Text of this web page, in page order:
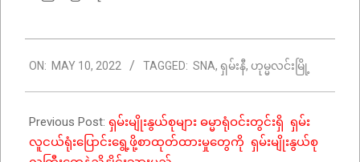
05-
10
ON: MAY 10, 2022 TAGGED: SNA, ရှမ်းနီ, ဟုမ္မလင်းမြို့
Previous Post: ရှမ်းမျိုးနွယ်စုများ ဓမ္မာရုံဝင်းတွင်းရှိ ရှမ်း
လူငယ်ရုံးပြောင်းရွေ့ဖို့စာထုတ်ထားမှုတွေကို ရှမ်းမျိုးနွယ်စု